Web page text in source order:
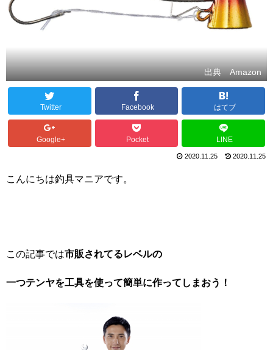
出典 Amazon
Twitter Facebook はてブ
Google+ Pocket LINE
2020.11.25 2020.11.25
こんにちは釣具マニアです。
この記事では市販されてるレベルの
一つテンヤを工具を使って簡単に作ってしまおう！